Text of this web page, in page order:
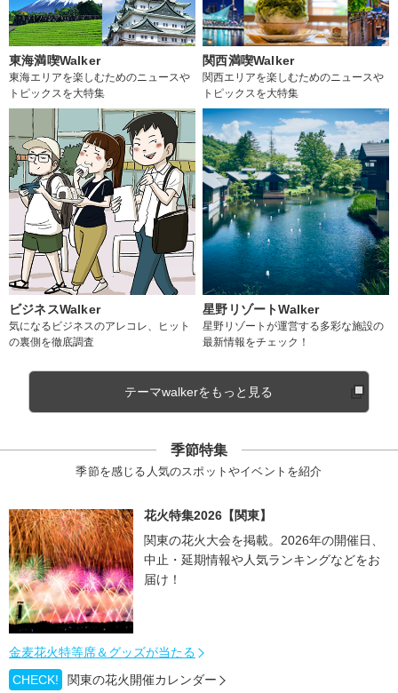
東海満喫Walker
東海エリアを楽しむためのニュースや
トピックスを大特集
関西満喫Walker
関西エリアを楽しむためのニュースや
トピックスを大特集
ビジネスWalker
気になるビジネスのアレコレ、ヒット
の裏側を徹底調査
星野リゾートWalker
星野リゾートが運営する多彩な施設の
最新情報をチェック！
テーマwalkerをもっと見る
季節特集
季節を感じる人気のスポットやイベントを紹介
花火特集2026【関東】
関東の花火大会を掲載。2026年の開催日、
中止・延期情報や人気ランキングなどをお
届け！
金麦花火特等席＆グッズが当たる
CHECK!
関東の花火開催カレンダー